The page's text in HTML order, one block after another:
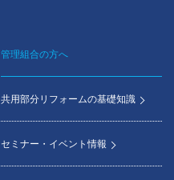
管理組合の方へ
共用部分リフォームの基礎知識
セミナー・イベント情報